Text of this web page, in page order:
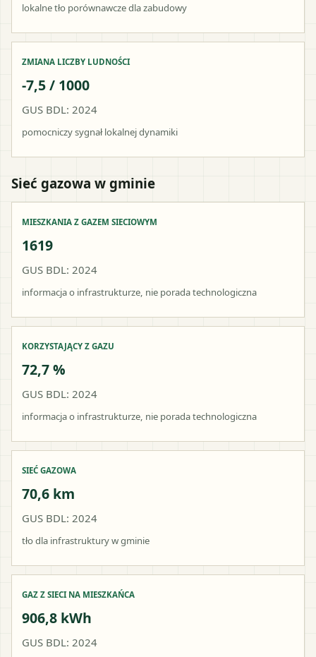
lokalne tło porównawcze dla zabudowy
ZMIANA LICZBY LUDNOŚCI
-7,5 / 1000
GUS BDL: 2024
pomocniczy sygnał lokalnej dynamiki
Sieć gazowa w gminie
MIESZKANIA Z GAZEM SIECIOWYM
1619
GUS BDL: 2024
informacja o infrastrukturze, nie porada technologiczna
KORZYSTAJĄCY Z GAZU
72,7 %
GUS BDL: 2024
informacja o infrastrukturze, nie porada technologiczna
SIEĆ GAZOWA
70,6 km
GUS BDL: 2024
tło dla infrastruktury w gminie
GAZ Z SIECI NA MIESZKAŃCA
906,8 kWh
GUS BDL: 2024